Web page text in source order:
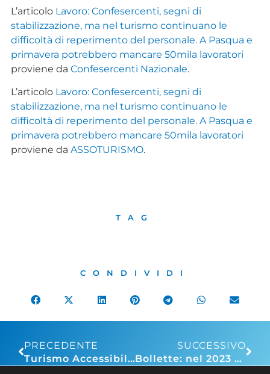
L’articolo Lavoro: Confesercenti, segni di
stabilizzazione, ma nel turismo continuano le
difficoltà di reperimento del personale. A Pasqua e
primavera potrebbero mancare 50mila lavoratori
proviene da Confesercenti Nazionale.
L’articolo Lavoro: Confesercenti, segni di
stabilizzazione, ma nel turismo continuano le
difficoltà di reperimento del personale. A Pasqua e
primavera potrebbero mancare 50mila lavoratori
proviene da ASSOTURISMO.
TAG
CONDIVIDI
PRECEDENTE
Turismo Accessibile, Messina: “Bene proposta di legge, favorire sviluppo turismo ospitale e accogliente per tutti”
SUCCESSIVO
Bollette: nel 2023 PMI del commercio e del turismo pagheranno gas e luce 2 miliardi di euro in più rispetto al 2021